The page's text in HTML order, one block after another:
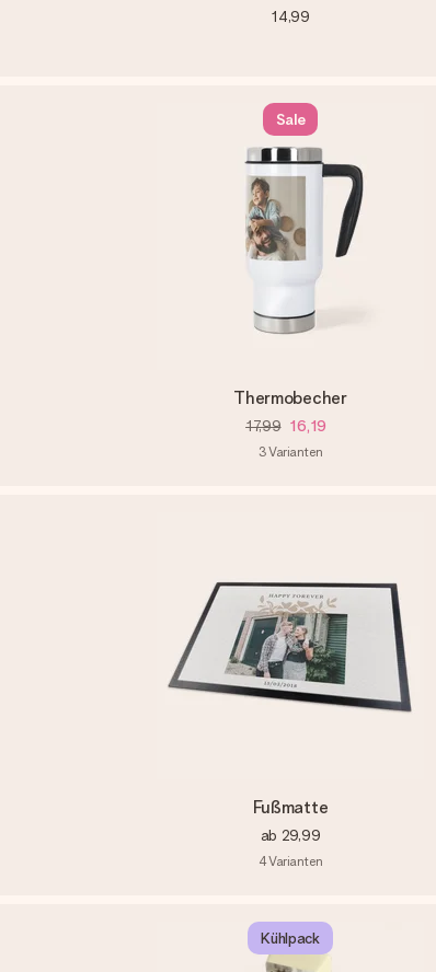
14,99
Sale
Thermobecher
17,99 16,19
3Varianten
Fußmatte
ab 29,99
4Varianten
Kühlpack